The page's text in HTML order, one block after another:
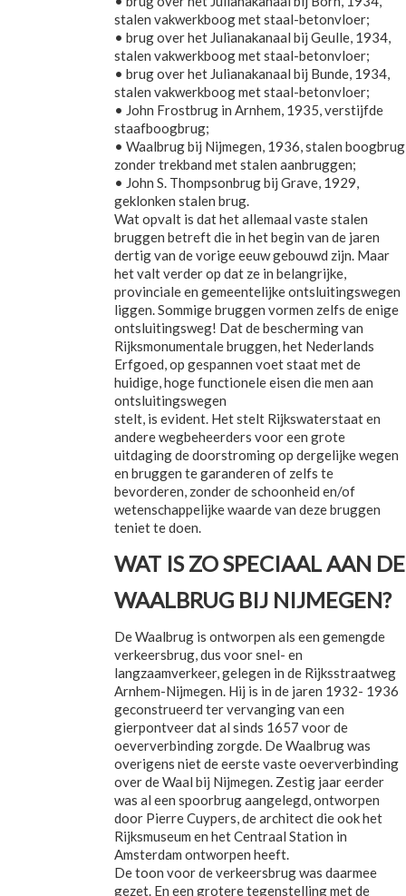
stalen vakwerkboog met staal-betonvloer;
• brug over het Julianakanaal bij Geulle, 1934,
stalen vakwerkboog met staal-betonvloer;
• brug over het Julianakanaal bij Bunde, 1934,
stalen vakwerkboog met staal-betonvloer;
• John Frostbrug in Arnhem, 1935, verstijfde
staafboogbrug;
• Waalbrug bij Nijmegen, 1936, stalen boogbrug
zonder trekband met stalen aanbruggen;
• John S. Thompsonbrug bij Grave, 1929,
geklonken stalen brug.
Wat opvalt is dat het allemaal vaste stalen
bruggen betreft die in het begin van de jaren
dertig van de vorige eeuw gebouwd zijn. Maar
het valt verder op dat ze in belangrijke,
provinciale en gemeentelijke ontsluitingswegen
liggen. Sommige bruggen vormen zelfs de enige
ontsluitingsweg! Dat de bescherming van
Rijksmonumentale bruggen, het Nederlands
Erfgoed, op gespannen voet staat met de
huidige, hoge functionele eisen die men aan
ontsluitingswegen
stelt, is evident. Het stelt Rijkswaterstaat en
andere wegbeheerders voor een grote
uitdaging de doorstroming op dergelijke wegen
en bruggen te garanderen of zelfs te
bevorderen, zonder de schoonheid en/of
wetenschappelijke waarde van deze bruggen
teniet te doen.
WAT IS ZO SPECIAAL AAN DE
WAALBRUG BIJ NIJMEGEN?
De Waalbrug is ontworpen als een gemengde
verkeersbrug, dus voor snel- en
langzaamverkeer, gelegen in de Rijksstraatweg
Arnhem-Nijmegen. Hij is in de jaren 1932- 1936
geconstrueerd ter vervanging van een
gierpontveer dat al sinds 1657 voor de
oeververbinding zorgde. De Waalbrug was
overigens niet de eerste vaste oeververbinding
over de Waal bij Nijmegen. Zestig jaar eerder
was al een spoorbrug aangelegd, ontworpen
door Pierre Cuypers, de architect die ook het
Rijksmuseum en het Centraal Station in
Amsterdam ontworpen heeft.
De toon voor de verkeersbrug was daarmee
gezet. En een grotere tegenstelling met de